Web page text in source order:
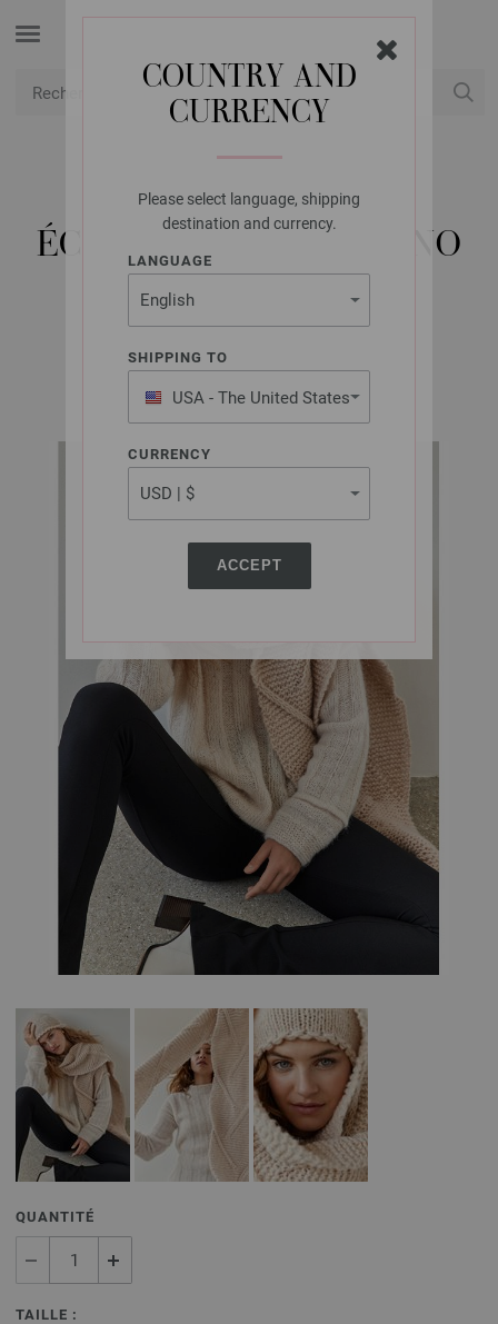
COUNTRY AND
CURRENCY
Please select language, shipping
destination and currency.
LANGUAGE
SHIPPING TO
USA - The United States
of America
CURRENCY
ACCEPT
LANA GROSSA
ÉCHARPE XXL ECOPUNO
CHUNKY
Classici No. 25 | Modèle 14 / Tricot 25 Modèle 46
QUANTITÉ
TAILLE :